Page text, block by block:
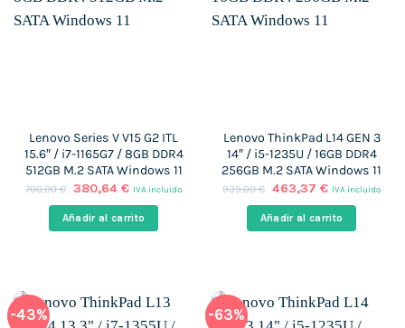
Lenovo Series V V15 G2 ITL
15.6″ / i7-1165G7 / 8GB DDR4
512GB M.2 SATA Windows 11
700,00€ El
original
era:
380,64 €El
actual
es:
IVA incluido
Añadir al carrito
Lenovo ThinkPad L14 GEN 3
14″ / i5-1235U / 16GB DDR4
256GB M.2 SATA Windows 11
939,00€ El
original
era:
463,37 €El
actual
es:
IVA incluido
Añadir al carrito
-43% -63%